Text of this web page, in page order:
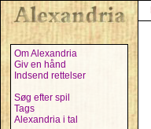
Om Alexandria
Giv en hånd
Indsend rettelser
Søg efter spil
Tags
Alexandria i tal